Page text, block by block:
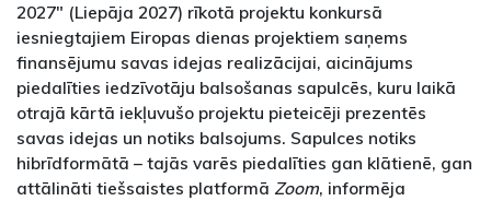
2027" (Liepāja 2027) rīkotā projektu konkursā
iesniegtajiem Eiropas dienas projektiem saņems
finansējumu savas idejas realizācijai, aicinājums
piedalīties iedzīvotāju balsošanas sapulcēs, kuru laikā
otrajā kārtā iekļuvušo projektu pieteicēji prezentēs
savas idejas un notiks balsojums. Sapulces notiks
hibrīdformātā – tajās varēs piedalīties gan klātienē, gan
attālināti tiešsaistes platformā Zoom, informēja